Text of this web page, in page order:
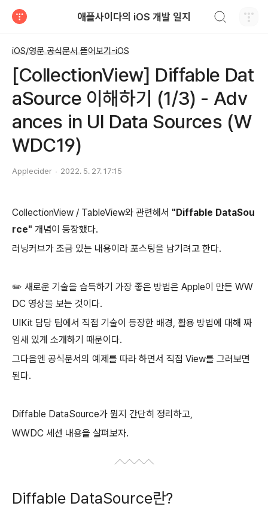
애플사이다의 iOS 개발 일지
iOS/영문 공식문서 뜯어보기-iOS
[CollectionView] Diffable Dat
aSource 이해하기 (1/3) - Adv
ances in UI Data Sources (W
WDC19)
Applecider 2022. 5. 27. 17:15
CollectionView / TableView와 관련해서 "Diffable DataSou
rce" 개념이 등장했다.
러닝커브가 조금 있는 내용이라 포스팅을 남기려고 한다.
✏️ 새로운 기술을 습득하기 가장 좋은 방법은 Apple이 만든 WW
DC 영상을 보는 것이다.
UIKit 담당 팀에서 직접 기술이 등장한 배경, 활용 방법에 대해 짜
임새 있게 소개하기 때문이다.
그다음엔 공식문서의 예제를 따라 하면서 직접 View를 그려보면
된다.
Diffable DataSource가 뭔지 간단히 정리하고,
WWDC 세션 내용을 살펴보자.
Diffable DataSource란?